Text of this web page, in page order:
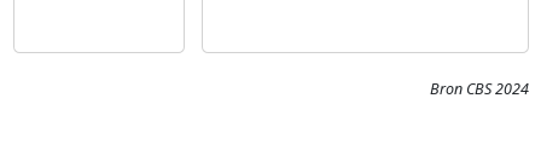
Bron CBS 2024